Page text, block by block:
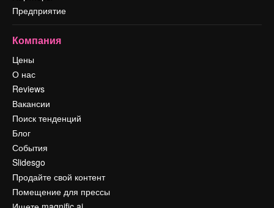
Предприятие
Компания
Цены
О нас
Reviews
Вакансии
Поиск тенденций
Блог
События
Slidesgo
Продайте свой контент
Помещение для прессы